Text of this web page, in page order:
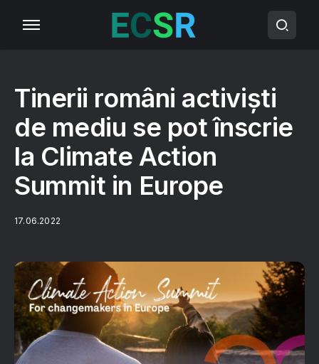
Tinerii români activiști
de mediu se pot înscrie
la Climate Action
Summit in Europe
17.06.2022